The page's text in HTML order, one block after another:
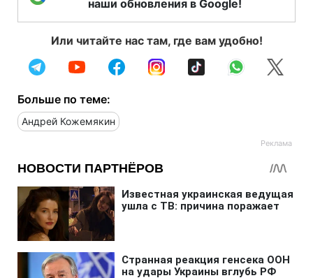
наши обновления в Google!
Или читайте нас там, где вам удобно!
Больше по теме:
Андрей Кожемякин